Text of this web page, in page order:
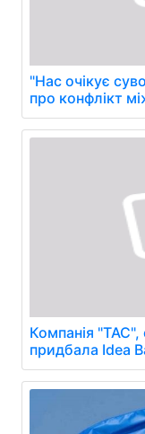
"Нас очікує
про конфлікт
Компанія "ТАС",
придбала Idea